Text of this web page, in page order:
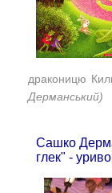
драконицю
Дерманський)
Сашко
глек" -